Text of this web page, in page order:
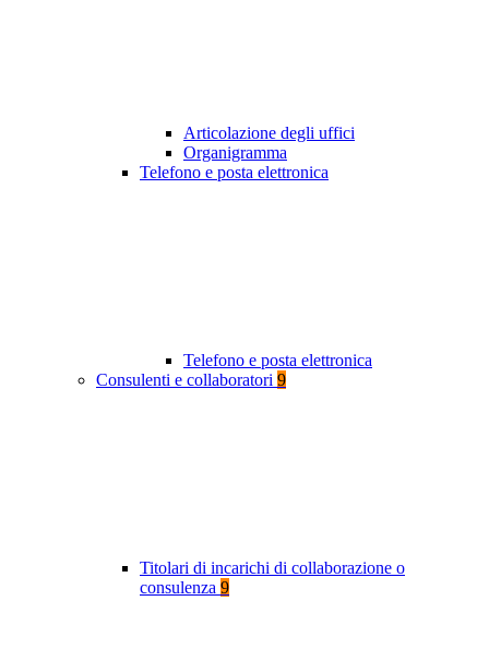
Articolazione degli uffici
Organigramma
Telefono e posta elettronica
Telefono e posta elettronica
Consulenti e collaboratori 9
Titolari di incarichi di collaborazione o
consulenza 9